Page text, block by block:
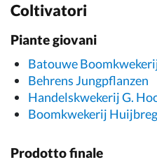
Coltivatori
Piante giovani
Batouwe
Behrens Jungpflanzen
Handelskwekerij G.
Boomkwekerij
Prodotto finale